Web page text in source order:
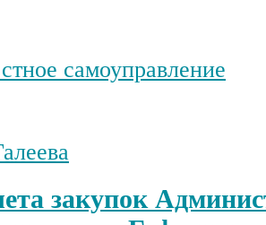
самоуправление
закупок